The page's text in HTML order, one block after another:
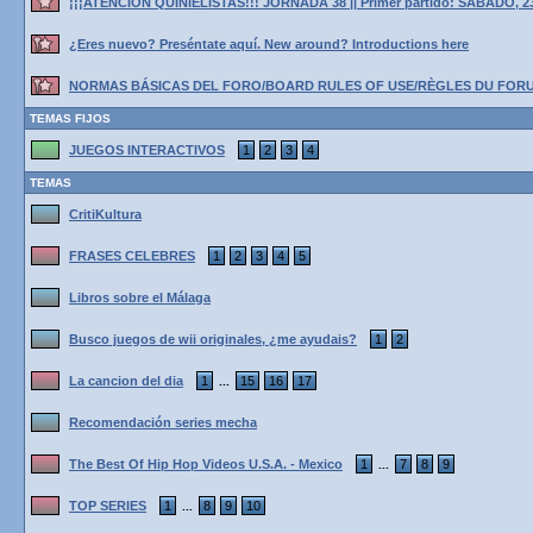
¿Eres nuevo? Preséntate aquí. New around? Introductions here
NORMAS BÁSICAS DEL FORO/BOARD RULES OF USE/RÈGLES DU
TEMAS FIJOS
JUEGOS INTERACTIVOS 1 2 3 4
TEMAS
CritiKultura
FRASES CELEBRES 1 2 3 4 5
Libros sobre el Málaga
Busco juegos de wii originales, ¿me ayudais? 1 2
La cancion del dia 1 15 16 17
Recomendación series mecha
The Best Of Hip Hop Videos U.S.A. - Mexico 1 7 8 9
TOP SERIES 1 8 9 10